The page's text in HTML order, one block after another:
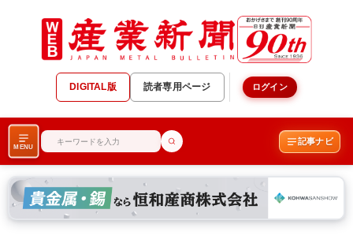
DIGITAL版 読者専用ページ ログイン
MENU
記事ナビ